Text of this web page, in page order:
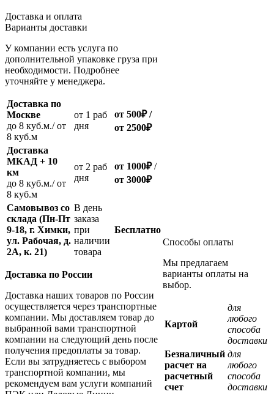
Доставка и оплата
Варианты доставки
У компании есть услуга по
дополнительной упаковке груза при
необходимости. Подробнее
уточняйте у менеджера.
Доставка по
Москве
до 8 куб.м./ от
8 куб.м
oт 1 раб
дня
от 500₽/
от 2500₽
Доставка
МКАД + 10
км
до 8 куб.м./ от
8 куб.м
oт 2 раб
дня
от 1000₽/
от 3000₽
Самовывоз со
склада (Пн-Пт
9-18, г. Химки,
ул. Рабочая, д.
2А, к. 21)
В день
заказа
при
наличии
товара
Бесплатно
Доставка по России
Доставка наших товаров по России
осуществляется через транспортные
компании. Мы доставляем товар до
выбранной вами транспортной
компании на следующий день после
получения предоплаты за товар.
Если вы затрудняетесь с выбором
транспортной компании, мы
рекомендуем вам услуги компаний
Способы оплаты
Мы предлагаем
варианты оплаты на
выбор.
Картой
для
любого
способа
доставки
Безналичный
расчет на
расчетный
счет
для
любого
способа
доставки